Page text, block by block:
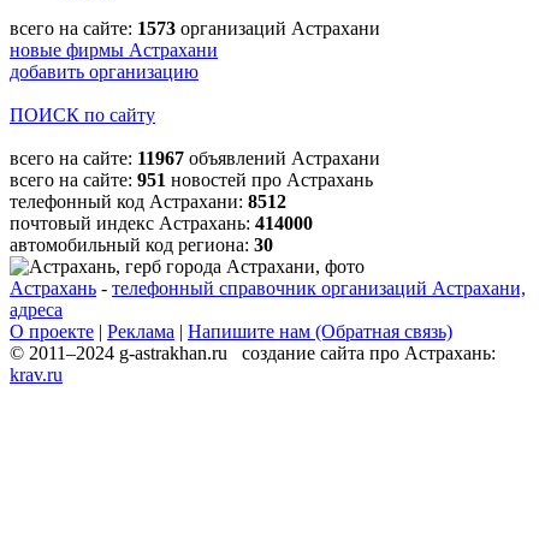
всего на сайте: 1573 организаций Астрахани
новые фирмы Астрахани
добавить организацию
ПОИСК по сайту
всего на сайте: 11967 объявлений Астрахани
всего на сайте: 951 новостей про Астрахань
телефонный код Астрахани: 8512
почтовый индекс Астрахань: 414000
автомобильный код региона: 30
Астрахань - телефонный справочник организаций Астрахани,
адреса
О проекте | Реклама | Напишите нам (Обратная связь)
© 2011–2024 g-astrakhan.ru создание сайта про Астрахань:
krav.ru